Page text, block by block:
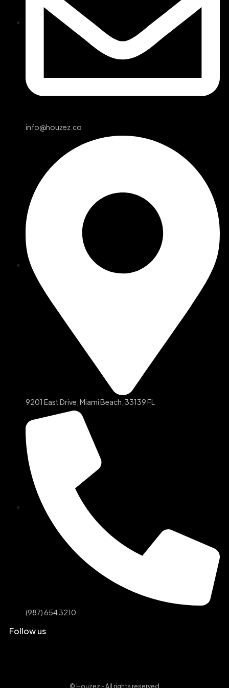
info@houzez.co
9201 East Drive, Miami Beach, 33139 FL
(987) 654 3210
Follow us
© Houzez - All rights reserved